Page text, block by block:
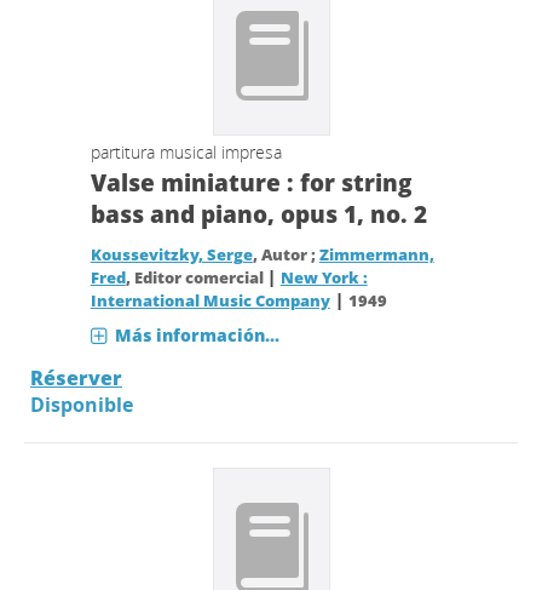
partitura musical impresa
Valse miniature : for string
bass and piano, opus 1, no. 2
Koussevitzky, Serge, Autor ;Zimmermann,
Fred, Editor comercial | New York :
International Music Company| 1949
Más información...
Réserver
Disponible